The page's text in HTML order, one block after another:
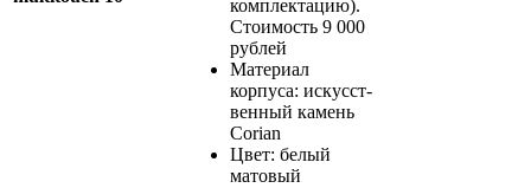
комплектацию).
Стоимость 9 000
рублей
Материал
корпуса: искусст-
венный камень
Corian
Цвет: белый
матовый